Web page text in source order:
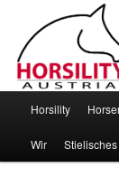
Horsility
Zum
Inhalt
Zum
sekundären
Horsility
Wir Stielisches